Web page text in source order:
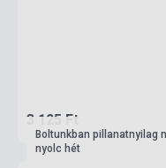
3 125 Ft
Boltunkban pillanatnyilag
nyolc hét